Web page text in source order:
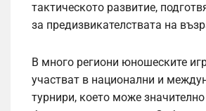
тактическото развитие,
за предизвикателствата на
В много региони юношеските
участват в национални и
турнири, което може